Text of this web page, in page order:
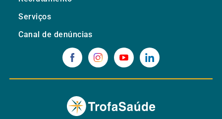
Serviços
Canal de denúncias